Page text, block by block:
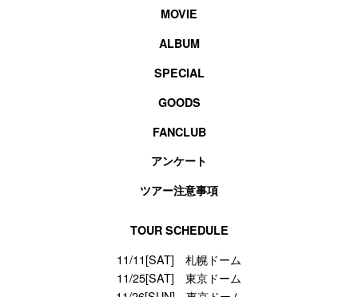
MOVIE
ALBUM
SPECIAL
GOODS
FANCLUB
アンケート
ツアー注意事項
TOUR SCHEDULE
11/11[SAT] 札幌ドーム
11/25[SAT] 東京ドーム